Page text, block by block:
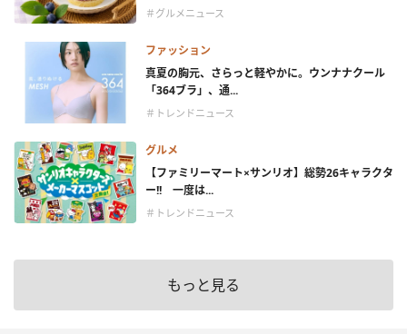
＃グルメニュース
ファッション
真夏の胸元、さらっと軽やかに。ウンナナクール
「364ブラ」、通...
＃トレンドニュース
グルメ
【ファミリーマート×サンリオ】総勢26キャラクタ
ー!! 一度は...
＃トレンドニュース
もっと見る